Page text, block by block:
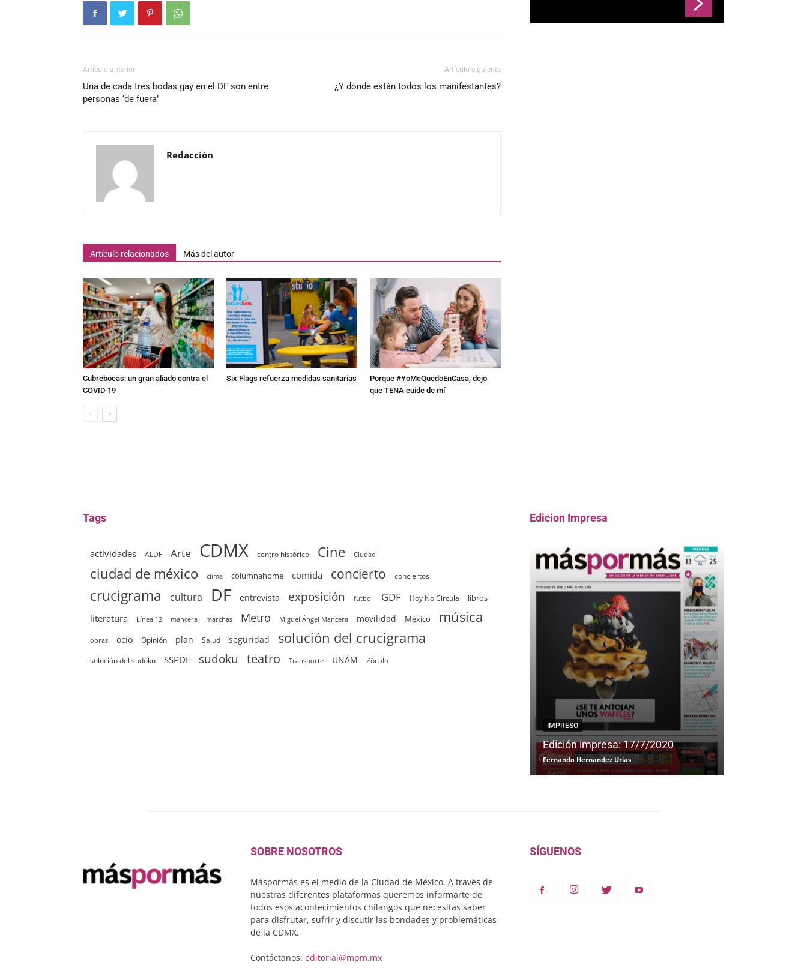
Artículo anterior
Una de cada tres bodas gay en el DF son entre
personas ‘de fuera’
Artículo siguiente
¿Y dónde están todos los manifestantes?
Redacción
Artículo relacionados Más del autor
Cubrebocas: un gran aliado contra el
COVID-19
Six Flags refuerza medidas sanitarias
Porque #YoMeQuedoEnCasa, dejo
que TENA cuide de mí
Tags
actividades ALDF Arte CDMX centro histórico Cine Ciudad
ciudad de méxico clima columnahome comida concierto conciertos
crucigrama cultura DF entrevista exposición futbol GDF Hoy No Circula libros
literatura Línea 12 mancera marchas Metro Miguel Ángel Mancera movilidad México música
obras ocio Opinión plan Salud seguridad solución del crucigrama
solución del sudoku SSPDF sudoku teatro Transporte UNAM Zócalo
Edicion Impresa
IMPRESO
Edición impresa: 17/7/2020
Fernando Hernandez Urias
SOBRE NOSOTROS
Máspormás es el medio de la Ciudad de México. A través de
nuestras diferentes plataformas queremos informarte de
todos esos acontecimientos chilangos que necesitas saber
para disfrutar, sufrir y discutir las bondades y problemáticas
de la CDMX.
Contáctanos: editorial@mpm.mx
SÍGUENOS